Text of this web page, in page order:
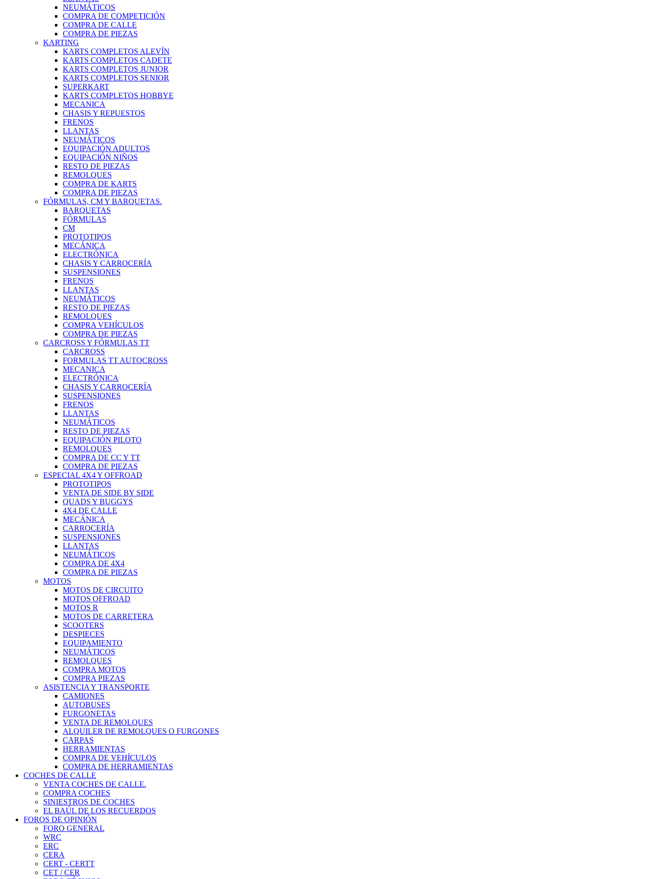
NEUMÁTICOS
COMPRA DE COMPETICIÓN
COMPRA DE CALLE
COMPRA DE PIEZAS
KARTING
KARTS COMPLETOS ALEVÍN
KARTS COMPLETOS CADETE
KARTS COMPLETOS JUNIOR
KARTS COMPLETOS SENIOR
SUPERKART
KARTS COMPLETOS HOBBYE
MECANICA
CHASIS Y REPUESTOS
FRENOS
LLANTAS
NEUMÁTICOS
EQUIPACIÓN ADULTOS
EQUIPACIÓN NIÑOS
RESTO DE PIEZAS
REMOLQUES
COMPRA DE KARTS
COMPRA DE PIEZAS
FÓRMULAS, CM Y BARQUETAS.
BARQUETAS
FÓRMULAS
CM
PROTOTIPOS
MECÁNICA
ELECTRÓNICA
CHASIS Y CARROCERÍA
SUSPENSIONES
FRENOS
LLANTAS
NEUMÁTICOS
RESTO DE PIEZAS
REMOLQUES
COMPRA VEHÍCULOS
COMPRA DE PIEZAS
CARCROSS Y FÓRMULAS TT
CARCROSS
FORMULAS TT AUTOCROSS
MECANICA
ELECTRÓNICA
CHASIS Y CARROCERÍA
SUSPENSIONES
FRENOS
LLANTAS
NEUMÁTICOS
RESTO DE PIEZAS
EQUIPACIÓN PILOTO
REMOLQUES
COMPRA DE CC Y TT
COMPRA DE PIEZAS
ESPECIAL 4X4 Y OFFROAD
PROTOTIPOS
VENTA DE SIDE BY SIDE
QUADS Y BUGGYS
4X4 DE CALLE
MECÁNICA
CARROCERÍA
SUSPENSIONES
LLANTAS
NEUMÁTICOS
COMPRA DE 4X4
COMPRA DE PIEZAS
MOTOS
MOTOS DE CIRCUITO
MOTOS OFFROAD
MOTOS R
MOTOS DE CARRETERA
SCOOTERS
DESPIECES
EQUIPAMIENTO
NEUMÁTICOS
REMOLQUES
COMPRA MOTOS
COMPRA PIEZAS
ASISTENCIA Y TRANSPORTE
CAMIONES
AUTOBUSES
FURGONETAS
VENTA DE REMOLQUES
ALQUILER DE REMOLQUES O FURGONES
CARPAS
HERRAMIENTAS
COMPRA DE VEHÍCULOS
COMPRA DE HERRAMIENTAS
COCHES DE CALLE
VENTA COCHES DE CALLE.
COMPRA COCHES
SINIESTROS DE COCHES
EL BAÚL DE LOS RECUERDOS
FOROS DE OPINIÓN
FORO GENERAL
WRC
ERC
CERA
CERT - CERTT
CET / CER